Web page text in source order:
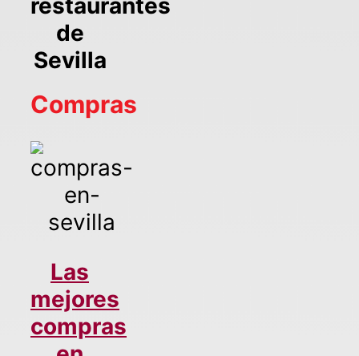
restaurantes
de
Sevilla
Compras
Las
mejores
compras